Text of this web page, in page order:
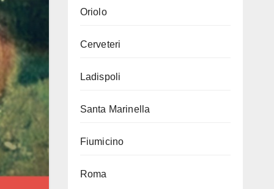
Oriolo
Cerveteri
Ladispoli
Santa Marinella
Fiumicino
Roma